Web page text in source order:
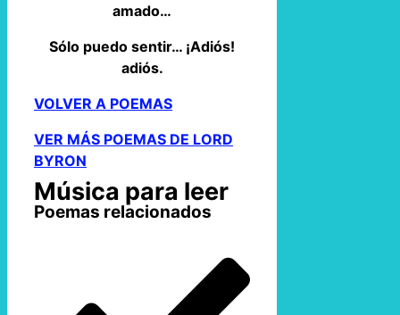
amado…
Sólo puedo sentir… ¡Adiós!
adiós.
VOLVER A POEMAS
VER MÁS POEMAS DE LORD
BYRON
Música para leer
Poemas relacionados